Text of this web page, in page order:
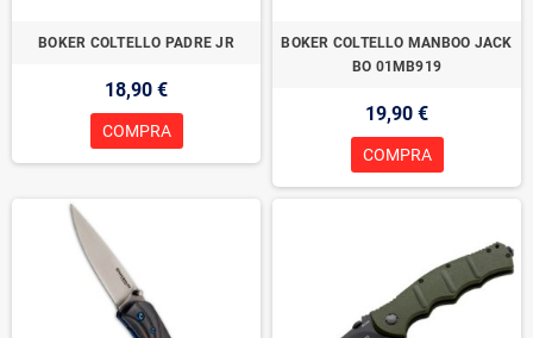
BOKER COLTELLO PADRE JR
18,90 €
COMPRA
BOKER COLTELLO MANBOO JACK
BO 01MB919
19,90 €
COMPRA